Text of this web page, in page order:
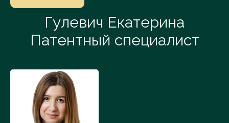
Гулевич Екатерина
Патентный специалист